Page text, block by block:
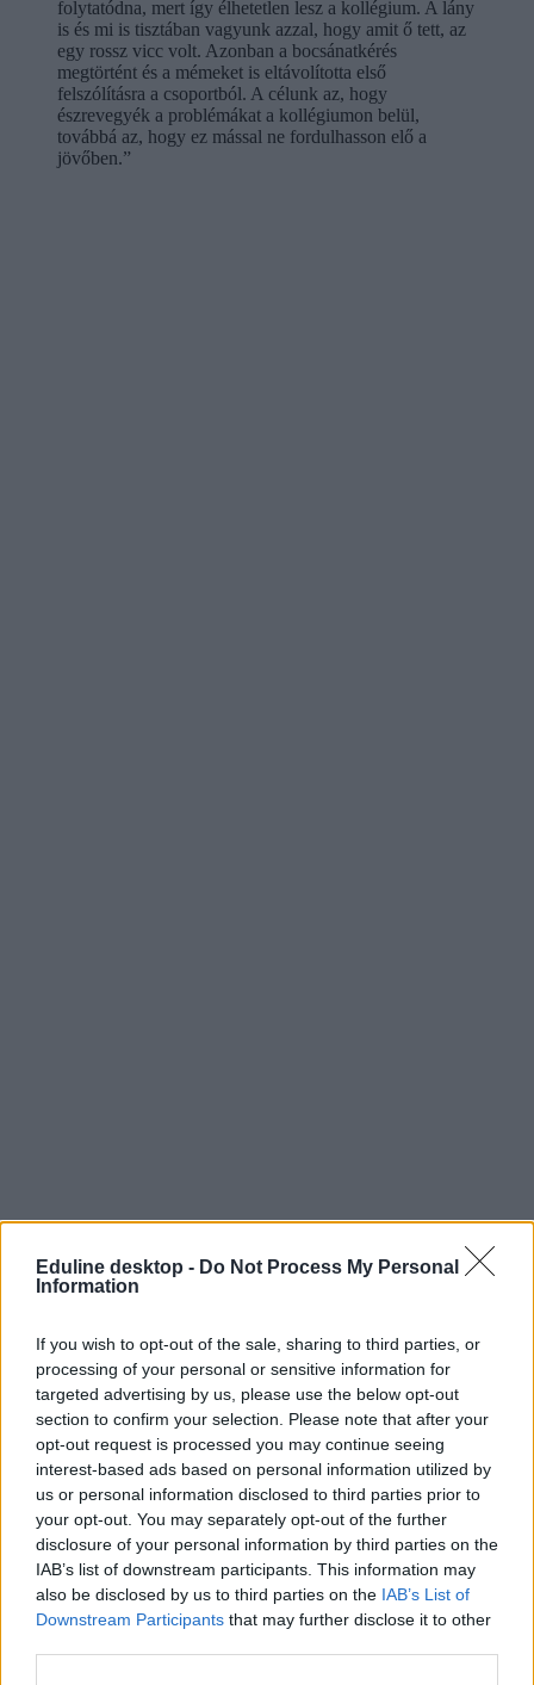
Eduline desktop - Do Not Process My Personal
Information
If you wish to opt-out of the sale, sharing to third parties, or
processing of your personal or sensitive information for
targeted advertising by us, please use the below opt-out
section to confirm your selection. Please note that after your
opt-out request is processed you may continue seeing
interest-based ads based on personal information utilized by
us or personal information disclosed to third parties prior to
your opt-out. You may separately opt-out of the further
disclosure of your personal information by third parties on the
IAB’s list of downstream participants. This information may
also be disclosed by us to third parties on the IAB’s List of
Downstream Participants that may further disclose it to other
folytatódna, mert így élhetetlen lesz a kollégium. A lány
is és mi is tisztában vagyunk azzal, hogy amit ő tett, az
egy rossz vicc volt. Azonban a bocsánatkérés
megtörtént és a mémeket is eltávolította első
felszólításra a csoportból. A célunk az, hogy
észrevegyék a problémákat a kollégiumon belül,
továbbá az, hogy ez mással ne fordulhasson elő a
jövőben.”